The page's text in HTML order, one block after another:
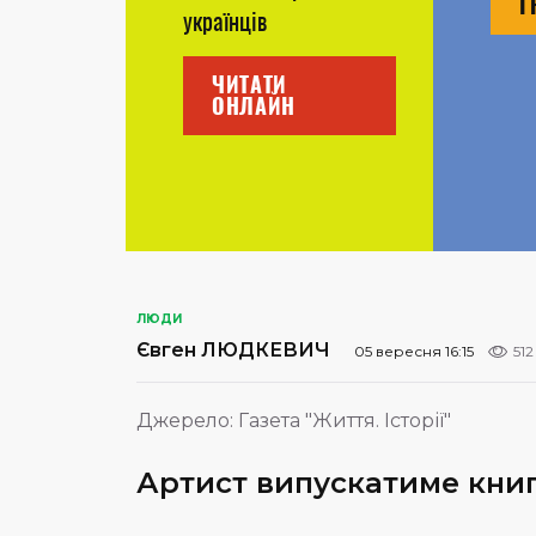
українців
ЧИТАТИ
ОНЛАЙН
ЛЮДИ
Євген ЛЮДКЕВИЧ 05 вересня 16:15 512
Джерело: Газета "Життя. Історії"
Артист випускатиме